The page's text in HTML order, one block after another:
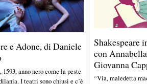
e Adone, di Daniele
1593, anno nero come la peste
I teatri sono chiusi e c’è
Shakespeare
con
Giovanna
“Via, maledetta